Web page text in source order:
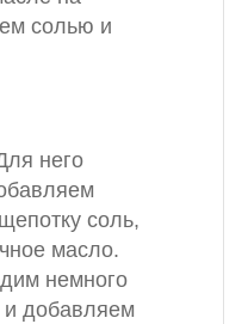
солью и
него
соль,
масло.
немного
добавляем